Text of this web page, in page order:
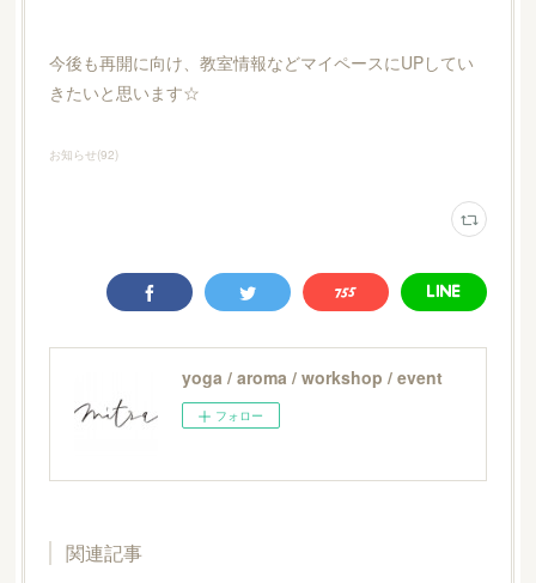
今後も再開に向け、教室情報などマイペースにUPしてい
きたいと思います☆
お知らせ(92)
yoga / aroma / workshop / event
フォロー
関連記事